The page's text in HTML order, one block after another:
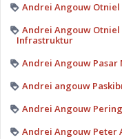
Andrei Angouw Otniel
Andrei Angouw Otniel
Infrastruktur
Andrei Angouw Pasar
Andrei angouw
Andrei Angouw
Andrei Angouw Peter